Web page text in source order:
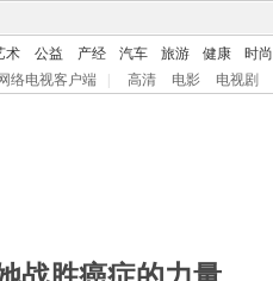
术 公益 产经 汽车 旅游 健康 时尚
网络电视客户端 高清 电影 电视剧